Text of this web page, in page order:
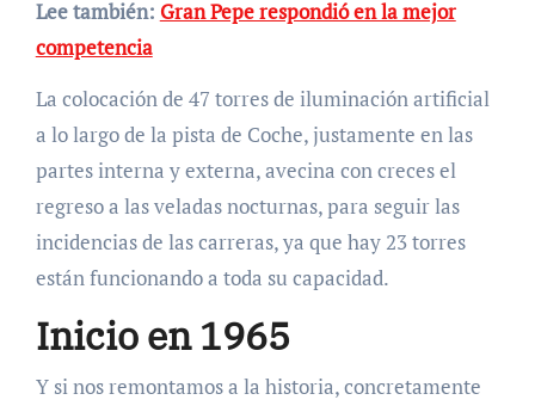
Lee también: Gran Pepe respondió en la mejor
competencia
La colocación de 47 torres de iluminación artificial
a lo largo de la pista de Coche, justamente en las
partes interna y externa, avecina con creces el
regreso a las veladas nocturnas, para seguir las
incidencias de las carreras, ya que hay 23 torres
están funcionando a toda su capacidad.
Inicio en 1965
Y si nos remontamos a la historia, concretamente